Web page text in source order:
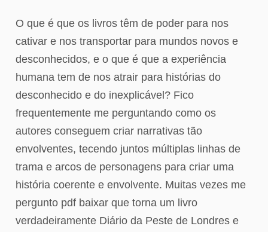
O que é que os livros têm de poder para nos
cativar e nos transportar para mundos novos e
desconhecidos, e o que é que a experiência
humana tem de nos atrair para histórias do
desconhecido e do inexplicável? Fico
frequentemente me perguntando como os
autores conseguem criar narrativas tão
envolventes, tecendo juntos múltiplas linhas de
trama e arcos de personagens para criar uma
história coerente e envolvente. Muitas vezes me
pergunto pdf baixar que torna um livro
verdadeiramente Diário da Peste de Londres e